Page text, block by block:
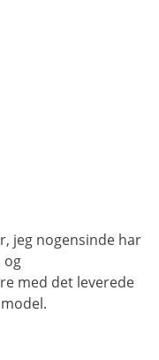
jeg nogensinde har
og
med det leverede